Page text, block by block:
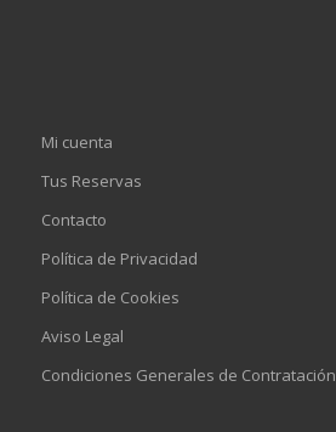
Mi cuenta
Tus Reservas
Contacto
Política de Privacidad
Política de Cookies
Aviso Legal
Condiciones Generales de Contratación